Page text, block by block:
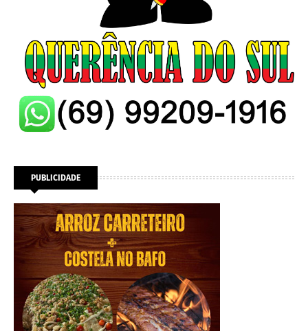
PUBLICIDADE